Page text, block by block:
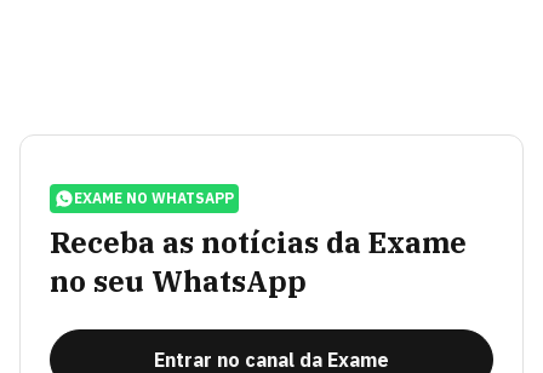
EXAME NO WHATSAPP
Receba as notícias da Exame
no seu WhatsApp
Entrar no canal da Exame